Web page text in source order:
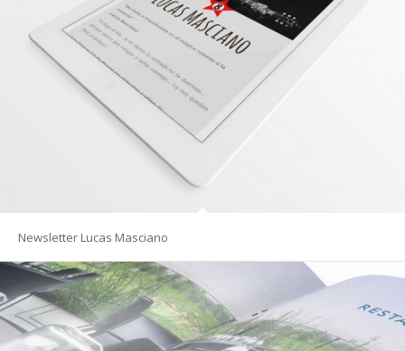
Newsletter Lucas Masciano